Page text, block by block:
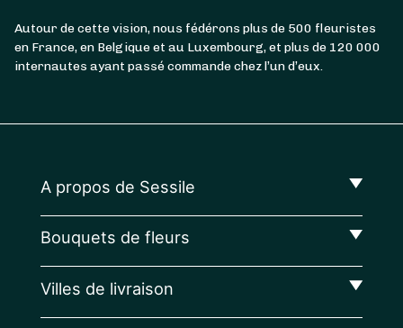
Autour de cette vision, nous fédérons plus de 500 fleuristes
en France, en Belgique et au Luxembourg, et plus de 120 000
internautes ayant passé commande chez l’un d’eux.
A propos de Sessile
Bouquets de fleurs
Villes de livraison